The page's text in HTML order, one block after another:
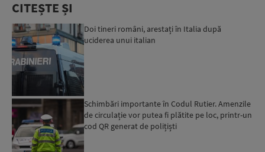
CITEȘTE ȘI
Doi tineri români, arestați în Italia după
uciderea unui italian
Schimbări importante în Codul Rutier. Amenzile
de circulație vor putea fi plătite pe loc, printr-un
cod QR generat de polițiști